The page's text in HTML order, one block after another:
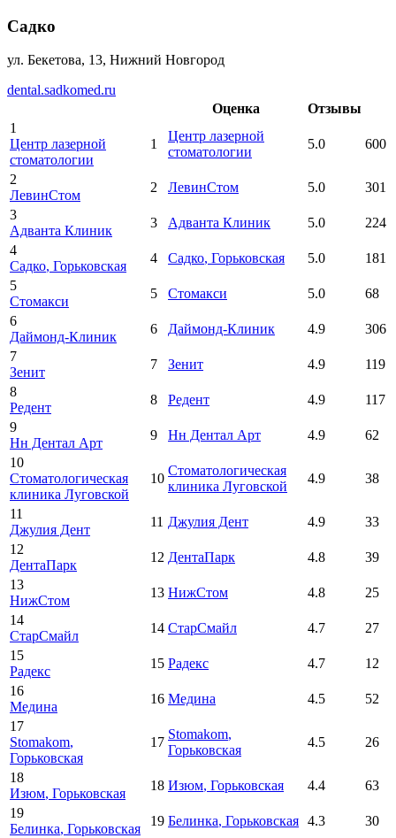
Садко
ул. Бекетова, 13, Нижний Новгород
dental.sadkomed.ru
Оценка
Отзывы
1
Центр лазерной
стоматологии
1
Центр лазерной
стоматологии
5.0 600
2
ЛевинСтом
2 ЛевинСтом 5.0
301
3
Адванта Клиник
3 Адванта Клиник 5.0
224
4
Садко, Горьковская
4 Садко, Горьковская 5.0
181
5
Стомакси
5 Стомакси 5.0
68
6
Даймонд-Клиник
6 Даймонд-Клиник 4.9
306
7
Зенит
7 Зенит 4.9
119
8
Редент
8 Редент 4.9
117
9
Нн Дентал Арт
9 Нн Дентал Арт 4.9
62
10
Стоматологическая
клиника Луговской
10
Стоматологическая
клиника Луговской
4.9 38
11
Джулия Дент
11 Джулия Дент 4.9
33
12
ДентаПарк
12 ДентаПарк 4.8
39
13
НижСтом
13 НижСтом 4.8
25
14
СтарСмайл
14 СтарСмайл 4.7
27
15
Радекс
15 Радекс 4.7
12
16
Медина
16 Медина 4.5
52
17
Stomakom,
Горьковская
17
Stomakom,
Горьковская
4.5 26
18
Изюм, Горьковская
18 Изюм, Горьковская 4.4
63
19
Белинка, Горьковская
19 Белинка, Горьковская 4.3 30